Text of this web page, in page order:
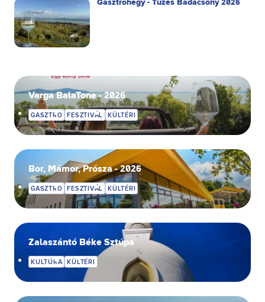
Gasztrohegy - Tüzes Badacsony 2026
Varga BalaTone - 2026
GASZTRO FESZTIVÁL KÜLTÉRI
Bor, Mámor, Prósza - 2026
GASZTRO FESZTIVÁL KÜLTÉRI
Zalaszántó Béke Sztúpa
KULTÚRA KÜLTÉRI